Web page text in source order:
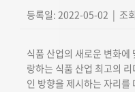
등록일: 2022-05-02 | 조
식품 산업의 새로운 변화에
랑하는 식품 산업 최고의
인 방향을 제시하는 자리